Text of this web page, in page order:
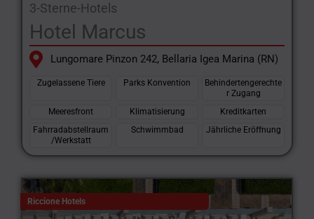
3-Sterne-Hotels
Hotel Marcus
Lungomare Pinzon 242, Bellaria Igea Marina (RN)
Zugelassene Tiere Parks Konvention
Behindertengerechte
r Zugang
Meeresfront
Klimatisierung
Kreditkarten
Fahrradabstellraum
/Werkstatt
Schwimmbad Jährliche Eröffnung
Riccione Hotels